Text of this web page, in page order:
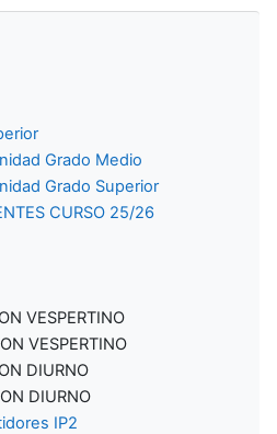
Grado Medio
Grado Superior
CURSO 25/26
VESPERTINO
VESPERTINO
DIURNO
DIURNO
IP2